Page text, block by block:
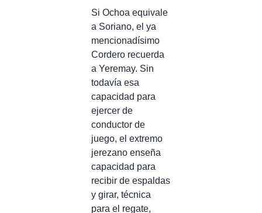
Si Ochoa equivale
a Soriano, el ya
mencionadísimo
Cordero recuerda
a Yeremay. Sin
todavía esa
capacidad para
ejercer de
conductor de
juego, el extremo
jerezano enseña
capacidad para
recibir de espaldas
y girar, técnica
para el regate,